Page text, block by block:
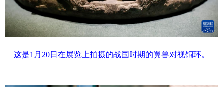
这是1月20日在展览上拍摄的战国时期的翼兽对视铜环。